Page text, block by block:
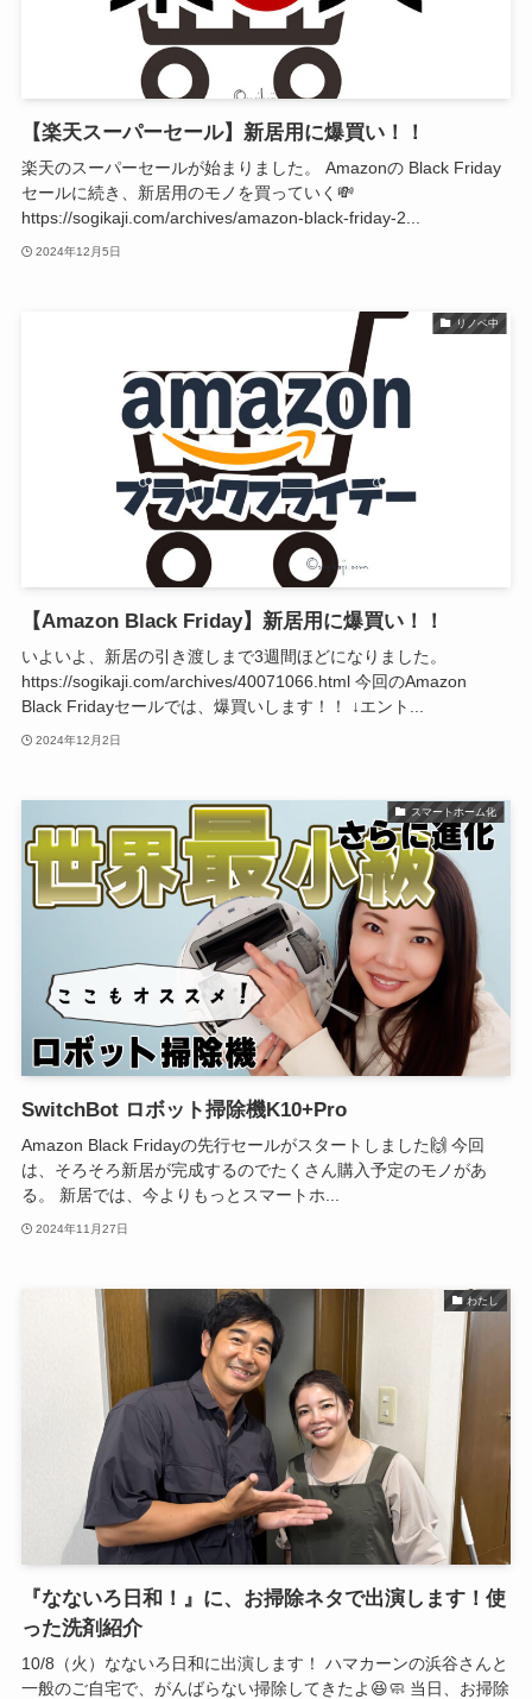
【楽天スーパーセール】新居用に爆買い！！
楽天のスーパーセールが始まりました。 Amazonの Black Friday
セールに続き、新居用のモノを買っていく💸
https://sogikaji.com/archives/amazon-black-friday-2...
2024年12月5日
リノベ中
【Amazon Black Friday】新居用に爆買い！！
いよいよ、新居の引き渡しまで3週間ほどになりました。
https://sogikaji.com/archives/40071066.html 今回のAmazon
Black Fridayセールでは、爆買いします！！ ↓エント...
2024年12月2日
スマートホーム化
SwitchBot ロボット掃除機K10+Pro
Amazon Black Fridayの先行セールがスタートしました🙌 今回
は、そろそろ新居が完成するのでたくさん購入予定のモノがあ
る。 新居では、今よりもっとスマートホ...
2024年11月27日
わたし
『なないろ日和！』に、お掃除ネタで出演します！使
った洗剤紹介
10/8（火）なないろ日和に出演します！ ハマカーンの浜谷さんと
一般のご自宅で、がんばらない掃除してきたよ😆🧼 当日、お掃除